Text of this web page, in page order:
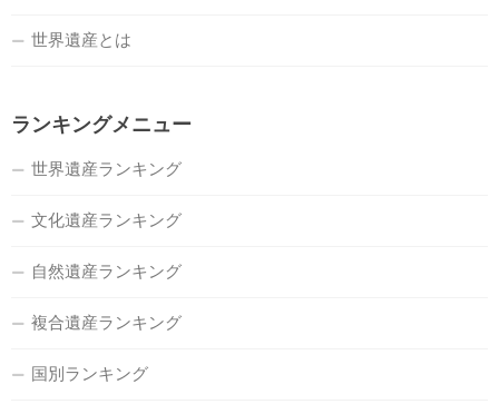
世界遺産とは
ランキングメニュー
世界遺産ランキング
文化遺産ランキング
自然遺産ランキング
複合遺産ランキング
国別ランキング